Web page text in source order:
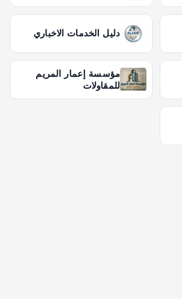
دليل الخدمات الاخباري
مؤسسة إعمار المريم
للمقاولات